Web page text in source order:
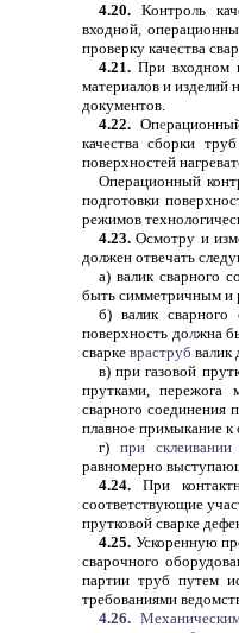
4.20. Контроль
входной,
проверку качества
4.21. При входном
материалов и изделий
документов.
4.22. Опе
качества сборки
поверхностей
Операционный
подготовки
режимов
4.23. Осмотру и
должен отвечать
а) валик сварного
быть симметричным и
б) валик сварного
поверхность должна
сварке враструб валик
в) при газовой
прутками, пережога
сварного
плавное примыкание к
г) при
равномерно
4.24. При
соответствующие
прутковой сварке
4.25. Ускоренную
сварочного
партии труб путем
требованиями
4.26.